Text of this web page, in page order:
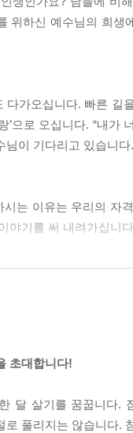
위하신 예수님의 희
다가오십니다. 빠른 길
’으로 오십니다. “내
님이 기다리고 있습니다.
는 이유는 우리의 자
야기를 써 내려가십니
다.
절한 어둠을 견디신 이
초대합니다!
달 살기를 꿈꿉니다.
로 풀리지는 않습니다.